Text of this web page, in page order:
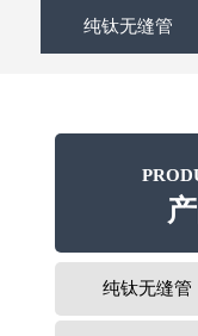
纯钛无缝管
纯钛无缝管